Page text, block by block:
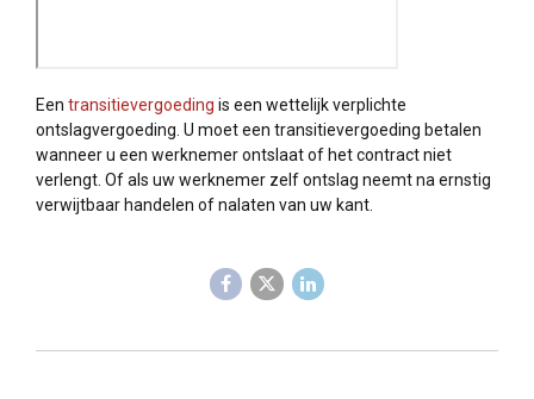
Een transitievergoeding is een wettelijk verplichte
ontslagvergoeding. U moet een transitievergoeding betalen
wanneer u een werknemer ontslaat of het contract niet
verlengt. Of als uw werknemer zelf ontslag neemt na ernstig
verwijtbaar handelen of nalaten van uw kant.